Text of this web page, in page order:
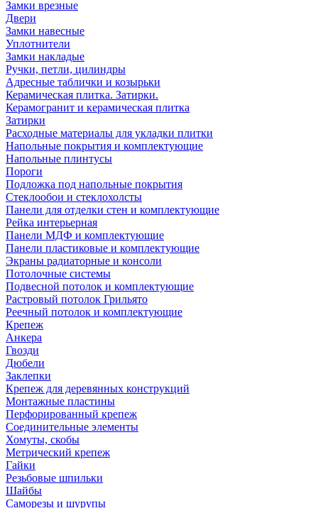
Замки врезные
Двери
Замки навесные
Уплотнители
Замки накладые
Ручки, петли, цилиндры
Адресные таблички и козырьки
Керамическая плитка. Затирки.
Керамогранит и керамическая плитка
Затирки
Расходные материалы для укладки плитки
Напольные покрытия и комплектующие
Напольные плинтусы
Пороги
Подложка под напольные покрытия
Стеклообои и стеклохолсты
Панели для отделки стен и комплектующие
Рейка интерьерная
Панели МДФ и комплектующие
Панели пластиковые и комплектующие
Экраны радиаторные и консоли
Потолочные системы
Подвесной потолок и комплектующие
Растровый потолок Грильято
Реечный потолок и комплектующие
Крепеж
Анкера
Гвозди
Дюбели
Заклепки
Крепеж для деревянных конструкций
Монтажные пластины
Перфорированный крепеж
Соединительные элементы
Хомуты, скобы
Метрический крепеж
Гайки
Резьбовые шпильки
Шайбы
Саморезы и шурупы